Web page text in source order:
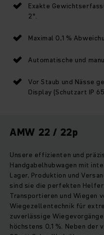
Exakte
2°.
Maximal 0,1 %
Automatische und
Vor Staub und Nässe
Display (Schutzart IP
AMW 22 / 22p
Unsere effizienten und
Handgabelhubwagen mit
Lager, Produktion und
sind sie die perfekten
Transportieren und Wiegen
Wiegezellentechnik für
zuverlässige
höchstens 0,1 %. Neben der